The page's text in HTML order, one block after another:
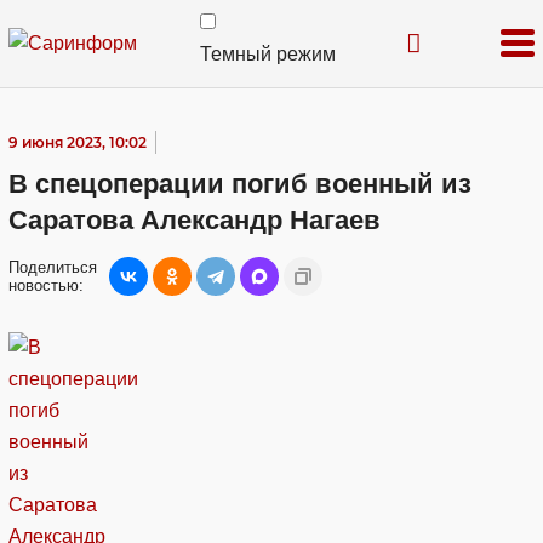
Темный режим
9 июня 2023, 10:02
В спецоперации погиб военный из
Саратова Александр Нагаев
Поделиться
новостью: